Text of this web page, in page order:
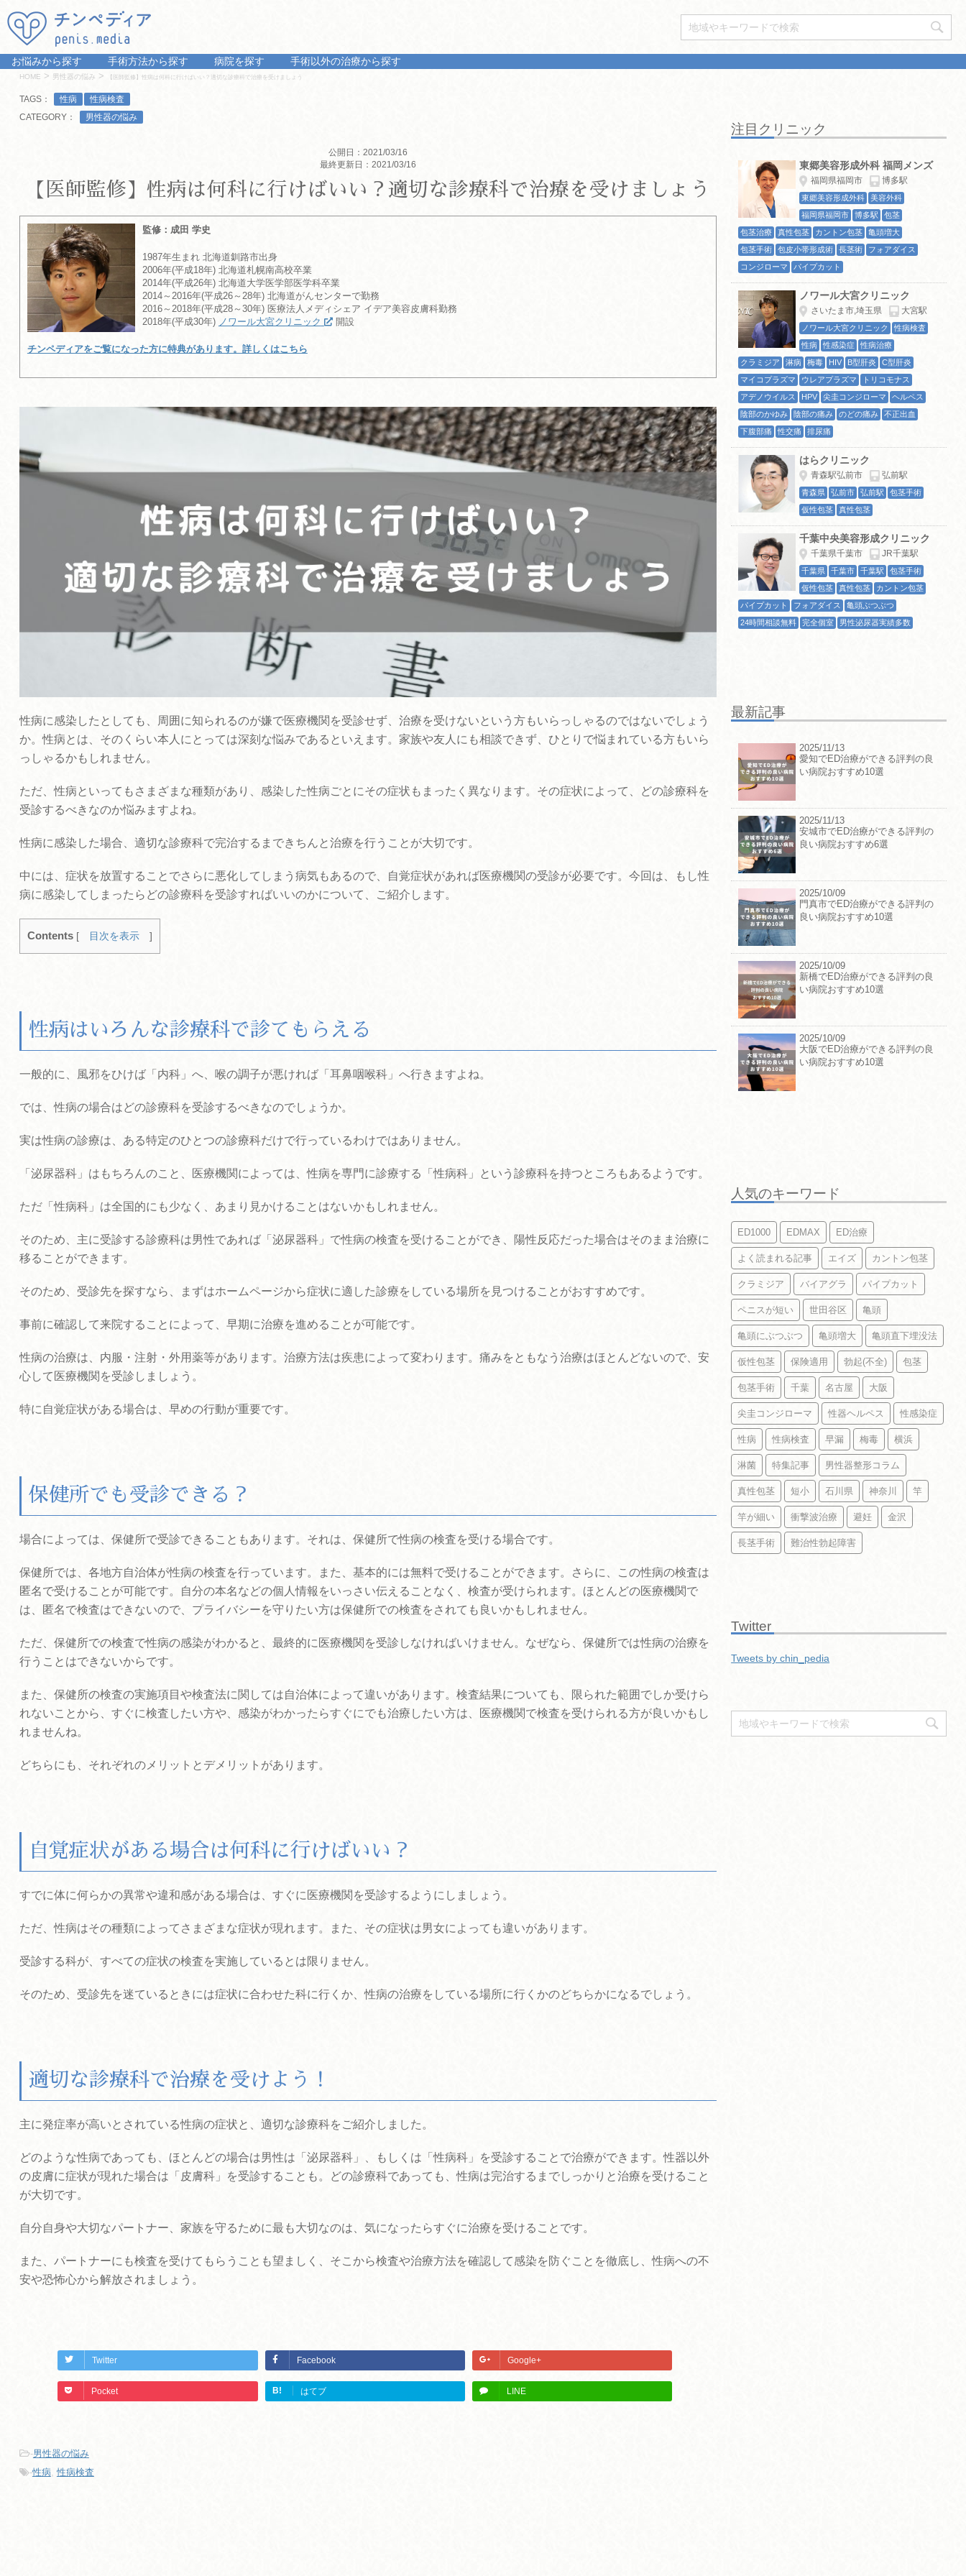
お悩みから探す 手術方法から探す 病院を探す 手術以外の治療から探す
HOME > 男性器の悩み > 【医師監修】性病は何科に行けばいい？適切な診療科で治療を受けましょう
TAGS： 性病
性病検査
CATEGORY：
男性器の悩み
公開日：2021/03/16
最終更新日：2021/03/16
【医師監修】性病は何科に行けばいい？適切な診療科で治療を受けましょう
監修：成田 学史
1987年生まれ 北海道釧路市出身
2006年(平成18年) 北海道札幌南高校卒業
2014年(平成26年) 北海道大学医学部医学科卒業
2014～2016年(平成26～28年) 北海道がんセンターで勤務
2016～2018年(平成28～30年) 医療法人メディシェア イデア美容皮膚科勤務
2018年(平成30年) ノワール大宮クリニック 開設
チンペディアをご覧になった方に特典があります。詳しくはこちら
性病に感染したとしても、周囲に知られるのが嫌で医療機関を受診せず、治療を受けないという方もいらっしゃるのではないでしょう
か。性病とは、そのくらい本人にとっては深刻な悩みであるといえます。家族や友人にも相談できず、ひとりで悩まれている方もいら
っしゃるかもしれません。
ただ、性病といってもさまざまな種類があり、感染した性病ごとにその症状もまったく異なります。その症状によって、どの診療科を
受診するべきなのか悩みますよね。
性病に感染した場合、適切な診療科で完治するまできちんと治療を行うことが大切です。
中には、症状を放置することでさらに悪化してしまう病気もあるので、自覚症状があれば医療機関の受診が必要です。今回は、もし性
病に感染してしまったらどの診療科を受診すればいいのかについて、ご紹介します。
Contents [目次を表示 ]
性病はいろんな診療科で診てもらえる
一般的に、風邪をひけば「内科」へ、喉の調子が悪ければ「耳鼻咽喉科」へ行きますよね。
では、性病の場合はどの診療科を受診するべきなのでしょうか。
実は性病の診療は、ある特定のひとつの診療科だけで行っているわけではありません。
「泌尿器科」はもちろんのこと、医療機関によっては、性病を専門に診療する「性病科」という診療科を持つところもあるようです。
ただ「性病科」は全国的にも少なく、あまり見かけることはないかもしれません。
そのため、主に受診する診療科は男性であれば「泌尿器科」で性病の検査を受けることができ、陽性反応だった場合はそのまま治療に
移ることができます。
そのため、受診先を探すなら、まずはホームページから症状に適した診療をしている場所を見つけることがおすすめです。
事前に確認して来院することによって、早期に治療を進めることが可能です。
性病の治療は、内服・注射・外用薬等があります。治療方法は疾患によって変わります。痛みをともなう治療はほとんどないので、安
心して医療機関を受診しましょう。
特に自覚症状がある場合は、早めの行動が重要です。
保健所でも受診できる？
場合によっては、保健所で受診できることもあります。それは、保健所で性病の検査を受ける場合です。
保健所では、各地方自治体が性病の検査を行っています。また、基本的には無料で受けることができます。さらに、この性病の検査は
匿名で受けることが可能です。自分の本名などの個人情報をいっさい伝えることなく、検査が受けられます。ほとんどの医療機関で
は、匿名で検査はできないので、プライバシーを守りたい方は保健所での検査をされても良いかもしれません。
ただ、保健所での検査で性病の感染がわかると、最終的に医療機関を受診しなければいけません。なぜなら、保健所では性病の治療を
行うことはできないからです。
また、保健所の検査の実施項目や検査法に関しては自治体によって違いがあります。検査結果についても、限られた範囲でしか受けら
れないことから、 すぐに検査したい方や、感染がわかったらすぐにでも治療したい方は、医療機関で検査を受けられる方が良いかもし
れませんね。
どちらにも、それぞれのメリットとデメリットがあります。
自覚症状がある場合は何科に行けばいい？
すでに体に何らかの異常や違和感がある場合は、すぐに医療機関を受診するようにしましょう。
ただ、性病はその種類によってさまざまな症状が現れます。また、その症状は男女によっても違いがあります。
受診する科が、すべての症状の検査を実施しているとは限りません。
そのため、受診先を迷ているときには症状に合わせた科に行くか、性病の治療をしている場所に行くかのどちらかになるでしょう。
適切な診療科で治療を受けよう！
主に発症率が高いとされている性病の症状と、適切な診療科をご紹介しました。
どのような性病であっても、ほとんどの場合は男性は「泌尿器科」、もしくは「性病科」を受診することで治療ができます。性器以外
の皮膚に症状が現れた場合は「皮膚科」を受診することも。どの診療科であっても、性病は完治するまでしっかりと治療を受けること
が大切です。
自分自身や大切なパートナー、家族を守るために最も大切なのは、気になったらすぐに治療を受けることです。
また、パートナーにも検査を受けてもらうことも望ましく、そこから検査や治療方法を確認して感染を防ぐことを徹底し、性病への不
安や恐怖心から解放されましょう。
Twitter Facebook Google+
Pocket B! はてブ LINE
-男性器の悩み
-性病, 性病検査
注目クリニック
東郷美容形成外科 福岡メンズ
福岡県福岡市 博多駅
東郷美容形成外科
美容外科
福岡県福岡市
博多駅
包茎
包茎治療
真性包茎 カントン包茎
亀頭増大
包茎手術
包皮小帯形成術 長茎術
フォアダイス
コンジローマ
パイプカット
ノワール大宮クリニック
さいたま市,埼玉県 大宮駅
ノワール大宮クリニック
性病検査
性病
性感染症
性病治療
クラミジア
淋病 梅毒 HIV B型肝炎
C型肝炎
マイコプラズマ
ウレアプラズマ
トリコモナス
アデノウイルス
HPV 尖圭コンジローマ
ヘルペス
陰部のかゆみ
陰部の痛み のどの痛み
不正出血
下腹部痛
性交痛 排尿痛
はらクリニック
青森駅弘前市 弘前駅
青森県 弘前市 弘前駅
包茎手術
仮性包茎
真性包茎
千葉中央美容形成クリニック
千葉県千葉市 JR千葉駅
千葉県 千葉市 千葉駅
包茎手術
仮性包茎
真性包茎
カントン包茎
パイプカット
フォアダイス
亀頭ぶつぶつ
24時間相談無料
完全個室 男性泌尿器実績多数
最新記事
2025/11/13
愛知でED治療ができる評判の良
い病院おすすめ10選
2025/11/13
安城市でED治療ができる評判の
良い病院おすすめ6選
2025/10/09
門真市でED治療ができる評判の
良い病院おすすめ10選
2025/10/09
新橋でED治療ができる評判の良
い病院おすすめ10選
2025/10/09
大阪でED治療ができる評判の良
い病院おすすめ10選
人気のキーワード
ED1000 EDMAX ED治療
よく読まれる記事 エイズ カントン包茎
クラミジア バイアグラ パイプカット
ペニスが短い 世田谷区 亀頭
亀頭にぶつぶつ 亀頭増大 亀頭直下埋没法
仮性包茎 保険適用 勃起(不全) 包茎
包茎手術 千葉 名古屋 大阪
尖圭コンジローマ 性器ヘルペス 性感染症
性病 性病検査 早漏 梅毒 横浜
淋菌 特集記事 男性器整形コラム
真性包茎 短小 石川県 神奈川 竿
竿が細い 衝撃波治療 避妊 金沢
長茎手術 難治性勃起障害
Twitter
Tweets by chin_pedia